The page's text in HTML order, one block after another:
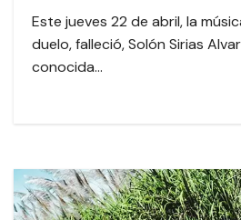
Este jueves 22 de abril, la
duelo, falleció, Solón Sirias
conocida…